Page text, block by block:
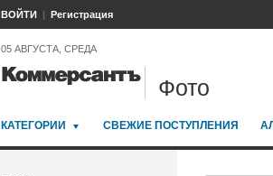
ВОЙТИ Регистрация
05 АВГУСТА, СРЕДА
Фото
КАТЕГОРИИ СВЕЖИЕ ПОСТУПЛЕНИЯ